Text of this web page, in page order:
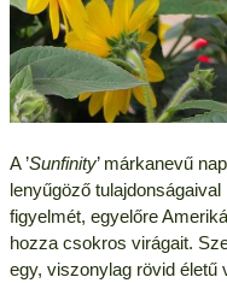
A ’Sunfinity’ márkanevű
lenyűgöző
figyelmét, egyelőre
hozza csokros virágait.
egy, viszonylag rövid életű